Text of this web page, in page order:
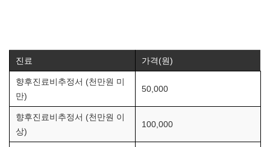
진료 가격(원)
향후진료비추정서 (천만원 미
만)
50,000
향후진료비추정서 (천만원 이
상)
100,000